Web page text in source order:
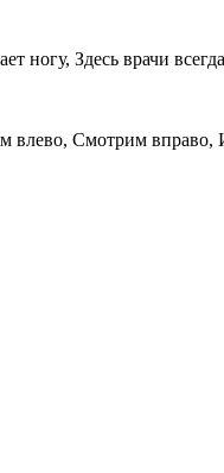
ногу, Здесь врачи
Смотрим